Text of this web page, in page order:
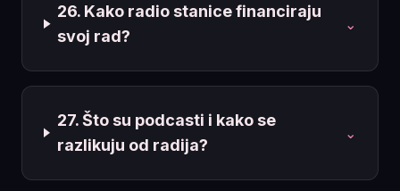
26. Kako radio stanice financiraju
svoj rad?
⌄
27. Što su podcasti i kako se
razlikuju od radija?
⌄